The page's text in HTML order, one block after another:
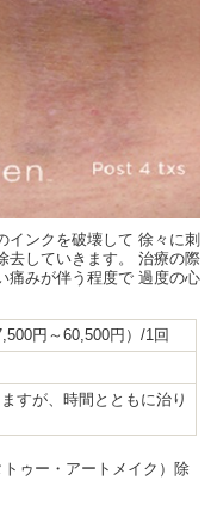
インクを破壊して 徐々に刺
去していきます。 治療の際
痛みが伴う程度で 過度の心
円～60,500円）/1回
すが、時間とともに治り
ゥー・アートメイク）除